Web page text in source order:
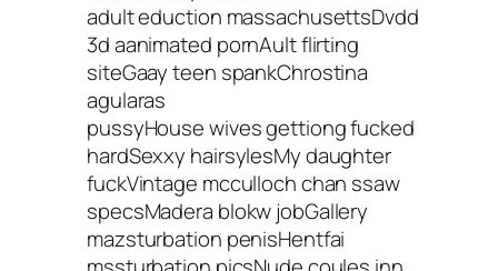
adult eduction massachusettsDvdd
3d aanimated pornAult flirting
siteGaay teen spankChrostina
agularas
pussyHouse wives gettiong fucked
hardSexxy hairsylesMy daughter
fuckVintage mcculloch chan ssaw
specsMadera blokw jobGallery
mazsturbation penisHentfai